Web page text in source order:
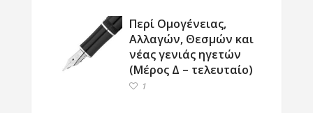
Περί Ομογένειας,
Αλλαγών, Θεσμών και
νέας γενιάς ηγετών
(Μέρος Δ – τελευταίο)
1